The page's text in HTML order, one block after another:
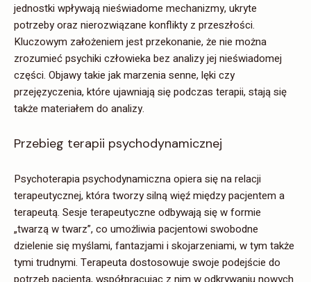
jednostki wpływają nieświadome mechanizmy, ukryte
potrzeby oraz nierozwiązane konflikty z przeszłości.
Kluczowym założeniem jest przekonanie, że nie można
zrozumieć psychiki człowieka bez analizy jej nieświadomej
części. Objawy takie jak marzenia senne, lęki czy
przejęzyczenia, które ujawniają się podczas terapii, stają się
także materiałem do analizy.
Przebieg terapii psychodynamicznej
Psychoterapia psychodynamiczna opiera się na relacji
terapeutycznej, która tworzy silną więź między pacjentem a
terapeutą. Sesje terapeutyczne odbywają się w formie
„twarzą w twarz”, co umożliwia pacjentowi swobodne
dzielenie się myślami, fantazjami i skojarzeniami, w tym także
tymi trudnymi. Terapeuta dostosowuje swoje podejście do